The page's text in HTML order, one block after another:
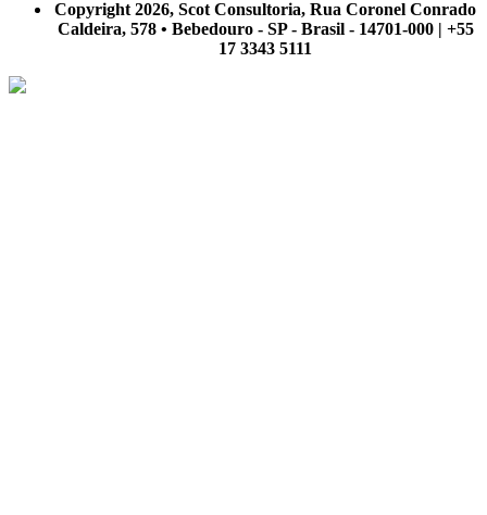
Copyright 2026, Scot Consultoria, Rua Coronel Conrado
Caldeira, 578 • Bebedouro - SP - Brasil - 14701-000 | +55
17 3343 5111